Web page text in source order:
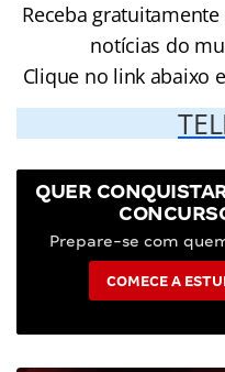
Receba
notícias do
Clique no link abaixo
QUER
Prepare-se com
COMECE A